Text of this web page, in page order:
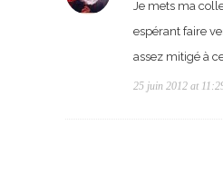
Je mets ma
espérant faire
assez mitigé à
25 juin 2012 at